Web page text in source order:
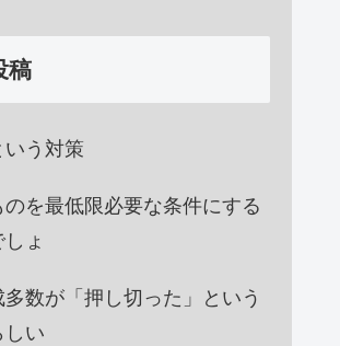
稿
いう対策
を最低限必要な条件にする
ょ
数が「押し切った」という
しい